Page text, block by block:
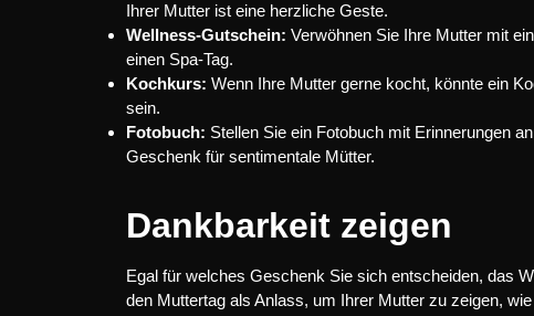
Ihrer Mutter ist eine herzliche Geste.
Wellness-Gutschein: Verwöhnen Sie Ihre Mutter mit
einen Spa-Tag.
Kochkurs: Wenn Ihre Mutter gerne kocht, könnte ein
sein.
Fotobuch: Stellen Sie ein Fotobuch mit Erinnerungen
Geschenk für sentimentale Mütter.
Dankbarkeit zeigen
Egal für welches Geschenk Sie sich entscheiden, das
den Muttertag als Anlass, um Ihrer Mutter zu zeigen,